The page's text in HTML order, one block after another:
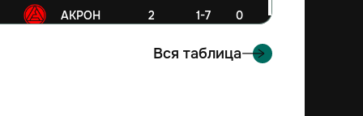
АКРОН 2 1-7 0
Вся таблица